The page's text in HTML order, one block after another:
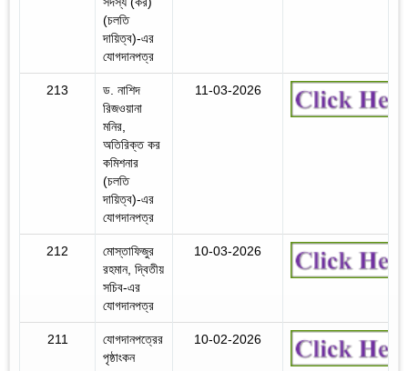
(চলতি
দায়িত্ব)-এর
যোগদানপত্র
213
ড. নাশিদ
রিজওয়ানা
মনির,
অতিরিক্ত কর
কমিশনার
(চলতি
দায়িত্ব)-এর
যোগদানপত্র
11-03-2026
212
মোস্তাফিজুর
রহমান, দ্বিতীয়
সচিব-এর
যোগদানপত্র
10-03-2026
211
যোগদানপত্রের
পৃষ্ঠাংকন
10-02-2026